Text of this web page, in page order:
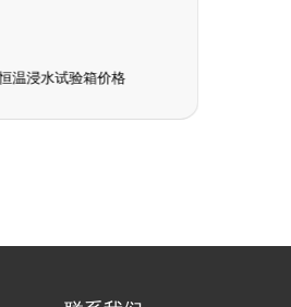
温浸水试验箱价格